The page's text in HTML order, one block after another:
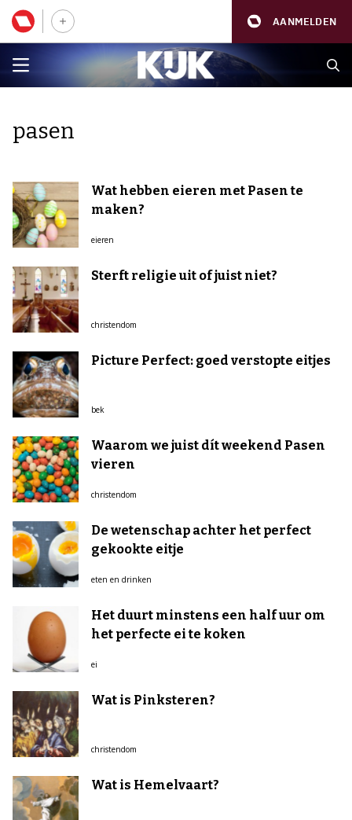
AANMELDEN
pasen
Wat hebben eieren met Pasen te
maken?
eieren
Sterft religie uit of juist niet?
christendom
Picture Perfect: goed verstopte eitjes
bek
Waarom we juist dít weekend Pasen
vieren
christendom
De wetenschap achter het perfect
gekookte eitje
eten en drinken
Het duurt minstens een half uur om
het perfecte ei te koken
ei
Wat is Pinksteren?
christendom
Wat is Hemelvaart?